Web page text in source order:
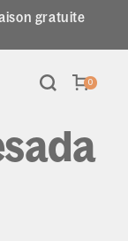
gratuite
0